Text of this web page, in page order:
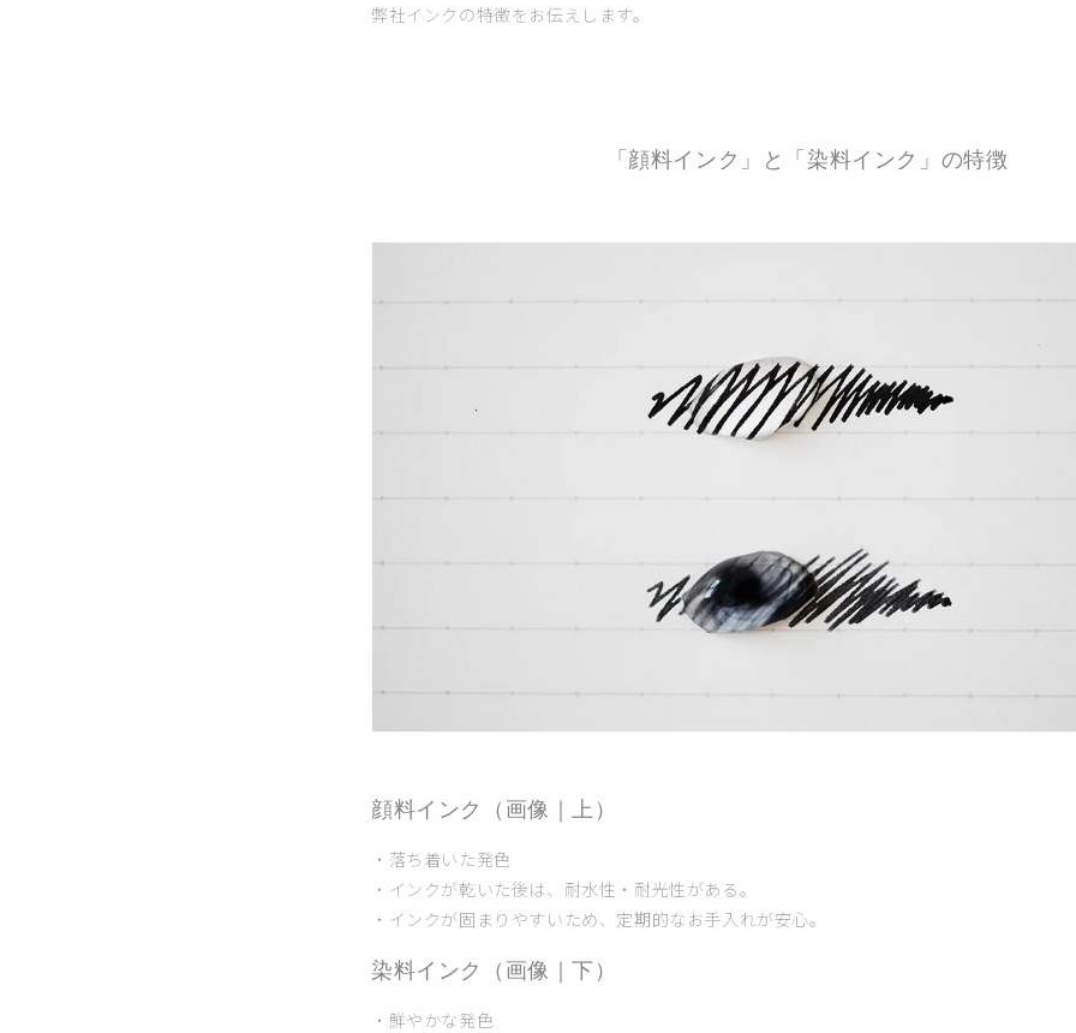
弊社インクの特徴をお伝えします。
「顔料インク」と「染料インク」の特徴
顔料インク（画像｜上）
・落ち着いた発色
・インクが乾いた後は、耐水性・耐光性がある。
・ インクが固まりやすいため、定期的なお手入れが安心。
染料インク（画像｜下）
・鮮やかな発色